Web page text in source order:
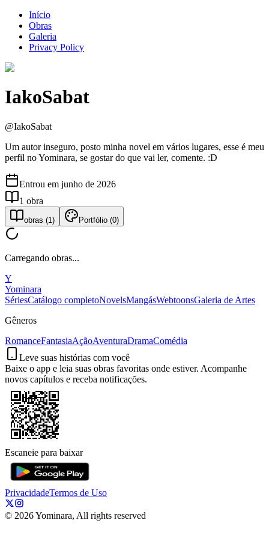
Início
Obras
Galeria
Privacy Policy
IakoSabat
@IakoSabat
Um autor inseguro, posto minha novel em vários lugares, esse é meu
perfil no Yominara, se gostar do que vai ler, comente. :D
Entrou em junho de 2026
1 obra
obras (1 ) Portfólio (0)
Carregando obras...
Y
Yominara
SériesCatálogo completoNovelsMangásWebtoonsGaleria de Artes
Gêneros
RomanceFantasiaAçãoAventuraDramaComédia
Leve suas histórias com você
Baixe o app e leia suas obras favoritas onde estiver. Acompanhe
novos capítulos e receba notificações.
Escaneie para baixar
PrivacidadeTermos de Uso
© 2026Yominara, All rights reserved